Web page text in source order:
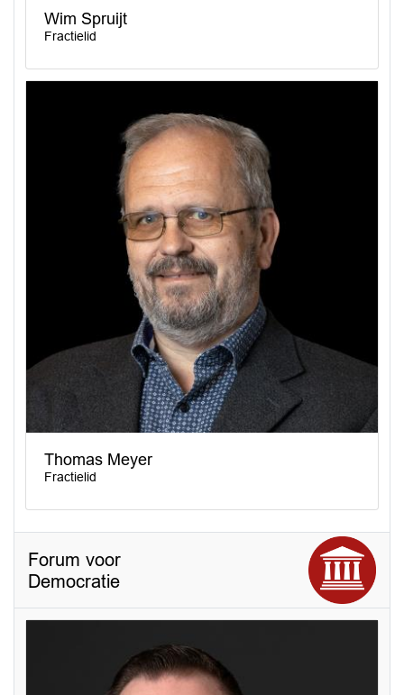
Wim Spruijt
Fractielid
Thomas Meyer
Fractielid
Forum voor
Democratie